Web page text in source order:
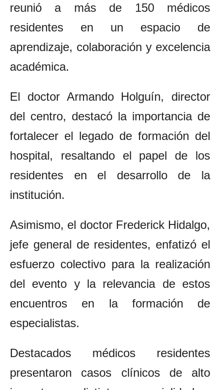
reunió a más de 150 médicos
residentes en un espacio de
aprendizaje, colaboración y excelencia
académica.
El doctor Armando Holguín, director
del centro, destacó la importancia de
fortalecer el legado de formación del
hospital, resaltando el papel de los
residentes en el desarrollo de la
institución.
Asimismo, el doctor Frederick Hidalgo,
jefe general de residentes, enfatizó el
esfuerzo colectivo para la realización
del evento y la relevancia de estos
encuentros en la formación de
especialistas.
Destacados médicos residentes
presentaron casos clínicos de alto